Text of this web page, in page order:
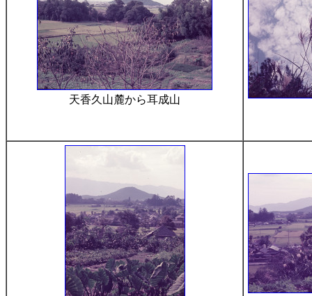
天香久山麓から耳成山